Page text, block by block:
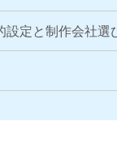
定と制作会社選